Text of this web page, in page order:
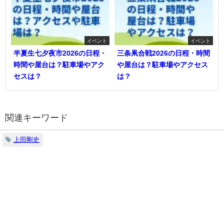
イベント
半夏生七夕夜市2026の日程・
時間や屋台は？駐車場やアク
セスは？
イベント
三条凧合戦2026の日程・時間
や屋台は？駐車場やアクセス
は？
関連キーワード
上田剛史